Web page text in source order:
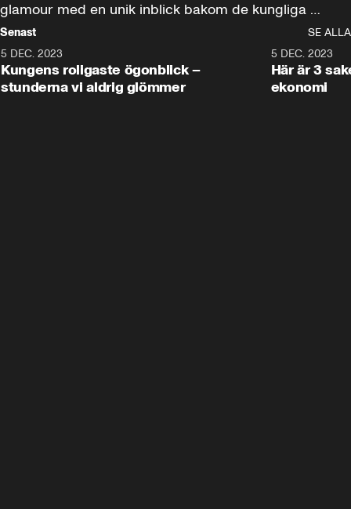
glamour med en unik inblick bakom de kungliga
kulisserna. Kungligt helt enkelt!
Senast
SE ALLA
5 DEC. 2023
Kungens roligaste ögonblick –
stunderna vi aldrig glömmer
5 DEC. 2023
Här är 3
ekonomi